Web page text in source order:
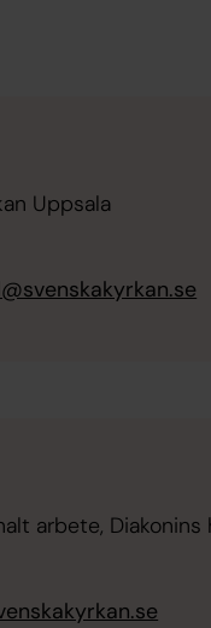
Uppsala
arbete, Diakonins